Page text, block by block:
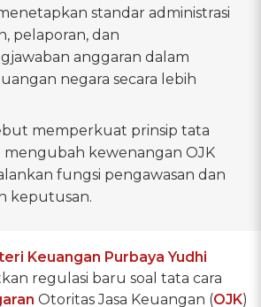
standar administrasi
pelaporan, dan
anggaran dalam
negara secara lebih
memperkuat prinsip tata
mengubah kewenangan OJK
fungsi pengawasan dan
keputusan.
Keuangan Purbaya Yudhi
regulasi baru soal tata cara
Otoritas Jasa Keuangan (OJK)